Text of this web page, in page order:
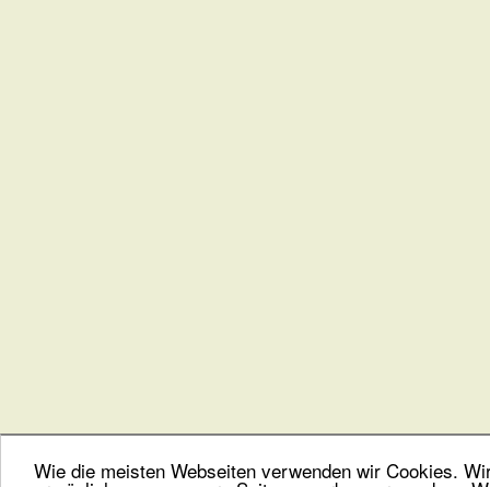
Wie die meisten Webseiten verwenden wir Cookies.